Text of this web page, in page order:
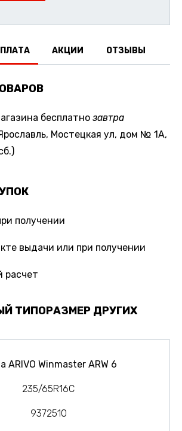
АКЦИИ ОТЗЫВЫ
бесплатно завтра
Мостецкая ул, дом № 1А,
получении
выдачи или при получении
расчет
ТИПОРАЗМЕР ДРУГИХ
ARIVO Winmaster ARW 6
235/65R16C
9372510